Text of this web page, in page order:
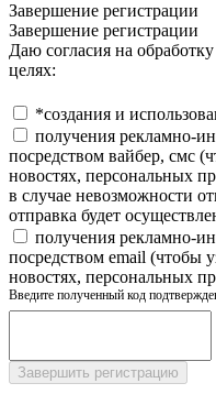
Завершение регистрации
Завершение регистрации
Даю согласия на
целях:
*создания и
получения рекламно-
посредством вайбер, смс
новостях, персональных
в случае невозможности
отправка будет
получения рекламно-
посредством email (чтобы
новостях, персональных
Введите полученный код
Завершить регистрацию